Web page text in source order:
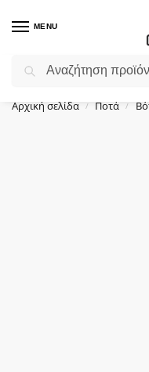
MENU
Επιλέξτε ένα δώρο
Αρχική σελίδα / Ποτά /